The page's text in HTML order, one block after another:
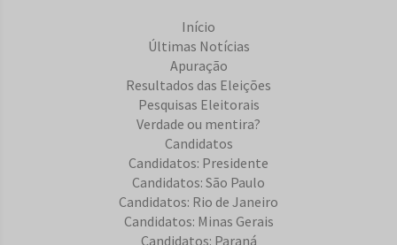
Início
Últimas Notícias
Apuração
Resultados das Eleições
Pesquisas Eleitorais
Verdade ou mentira?
Candidatos
Candidatos: Presidente
Candidatos: São Paulo
Candidatos: Rio de Janeiro
Candidatos: Minas Gerais
Candidatos: Paraná